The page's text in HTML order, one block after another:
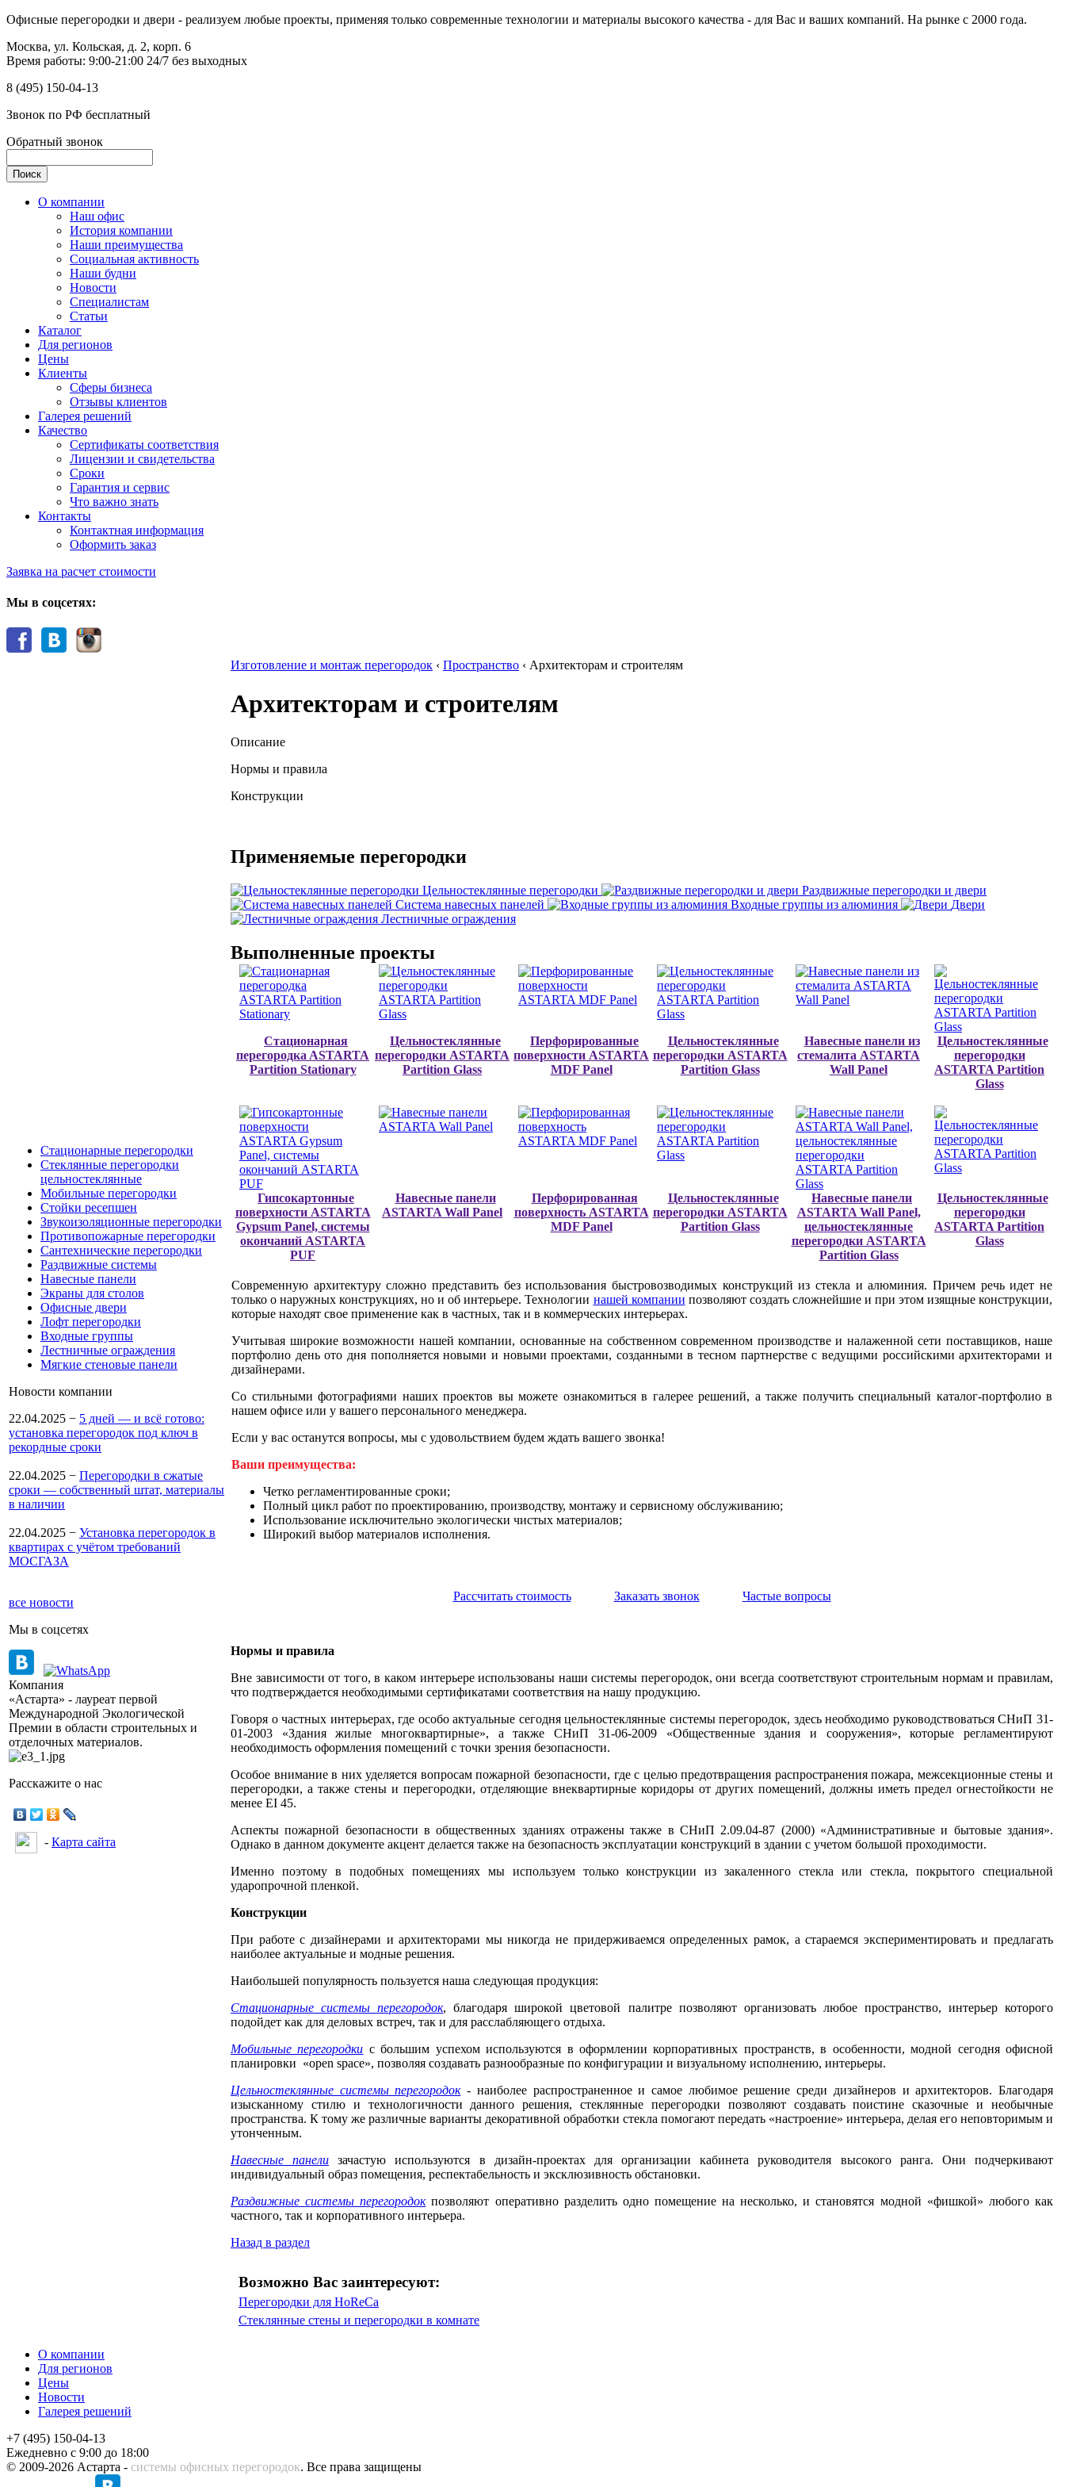
Офисные перегородки и двери - реализуем любые проекты, применяя только современные технологии и материалы высокого качества - для Вас и ваших компаний. На рынке с 2000 года.
Москва, ул. Кольская, д. 2, корп. 6
Время работы: 9:00-21:00 24/7 без выходных
8 (495) 150-04-13
Звонок по РФ бесплатный
Обратный звонок
О компании
Наш офис
История компании
Наши преимущества
Социальная активность
Наши будни
Новости
Специалистам
Статьи
Каталог
Для регионов
Цены
Клиенты
Сферы бизнеса
Отзывы клиентов
Галерея решений
Качество
Сертификаты соответствия
Лицензии и свидетельства
Сроки
Гарантия и сервис
Что важно знать
Контакты
Контактная информация
Оформить заказ
Заявка на расчет стоимости
Мы в соцсетях:
Стационарные перегородки
Стеклянные перегородки
цельностеклянные
Мобильные перегородки
Стойки ресепшен
Звукоизоляционные перегородки
Противопожарные перегородки
Сантехнические перегородки
Раздвижные системы
Навесные панели
Экраны для столов
Офисные двери
Лофт перегородки
Входные группы
Лестничные ограждения
Мягкие стеновые панели
Новости компании
22.04.2025 − 5 дней — и всё готово:
установка перегородок под ключ в
рекордные сроки
22.04.2025 − Перегородки в сжатые
сроки — собственный штат, материалы
в наличии
22.04.2025 − Установка перегородок в
квартирах с учётом требований
МОСГАЗА
все новости
Мы в соцсетях
Компания
«Астарта» - лауреат первой
Международной Экологической
Премии в области строительных и
отделочных материалов.
Расскажите о нас
- Карта сайта
Изготовление и монтаж перегородок ‹ Пространство ‹ Архитекторам и строителям
Архитекторам и строителям
Описание
Нормы и правила
Конструкции
Применяемые перегородки
Цельностеклянные перегородки
Раздвижные перегородки и двери
Система навесных панелей
Входные группы из алюминия
Двери
Лестничные ограждения
Выполненные проекты
Стационарная
перегородкa ASTARTA
Partition Stationary
Цельностеклянные
перегородки ASTARTA
Partition Glass
Перфорированные
поверхности ASTARTA
MDF Panel
Цельностеклянные
перегородки ASTARTA
Partition Glass
Навесные панели из
стемалита ASTARTA
Wall Panel
Цельностеклянные
перегородки
ASTARTA Partition
Glass
Гипсокартонные
поверхности ASTARTA
Gypsum Panel, системы
окончаний ASTARTA
PUF
Навесные панели
ASTARTA Wall Panel
Перфорированная
поверхность ASTARTA
MDF Panel
Цельностеклянные
перегородки ASTARTA
Partition Glass
Навесные панели
ASTARTA Wall Panel,
цельностеклянные
перегородки ASTARTA
Partition Glass
Цельностеклянные
перегородки
ASTARTA Partition
Glass
Современную архитектуру сложно представить без использования быстровозводимых конструкций из стекла и алюминия. Причем речь идет не
только о наружных конструкциях, но и об интерьере. Технологии нашей компании позволяют создать сложнейшие и при этом изящные конструкции,
которые находят свое применение как в частных, так и в коммерческих интерьерах.
Учитывая широкие возможности нашей компании, основанные на собственном современном производстве и налаженной сети поставщиков, наше
портфолио день ото дня пополняется новыми и новыми проектами, созданными в тесном партнерстве с ведущими российскими архитекторами и
дизайнерами.
Со стильными фотографиями наших проектов вы можете ознакомиться в галерее решений, а также получить специальный каталог-портфолио в
нашем офисе или у вашего персонального менеджера.
Если у вас останутся вопросы, мы с удовольствием будем ждать вашего звонка!
Ваши преимущества:
Четко регламентированные сроки;
Полный цикл работ по проектированию, производству, монтажу и сервисному обслуживанию;
Использование исключительно экологически чистых материалов;
Широкий выбор материалов исполнения.
Рассчитать стоимость Заказать звонок Частые вопросы
Нормы и правила
Вне зависимости от того, в каком интерьере использованы наши системы перегородок, они всегда соответствуют строительным нормам и правилам,
что подтверждается необходимыми сертификатами соответствия на нашу продукцию.
Говоря о частных интерьерах, где особо актуальные сегодня цельностеклянные системы перегородок, здесь необходимо руководствоваться СНиП 31-
01-2003 «Здания жилые многоквартирные», а также СНиП 31-06-2009 «Общественные здания и сооружения», которые регламентируют
необходимость оформления помещений с точки зрения безопасности.
Особое внимание в них уделяется вопросам пожарной безопасности, где с целью предотвращения распространения пожара, межсекционные стены и
перегородки, а также стены и перегородки, отделяющие внеквартирные коридоры от других помещений, должны иметь предел огнестойкости не
менее EI 45.
Аспекты пожарной безопасности в общественных зданиях отражены также в СНиП 2.09.04-87 (2000) «Административные и бытовые здания».
Однако в данном документе акцент делается также на безопасность эксплуатации конструкций в здании с учетом большой проходимости.
Именно поэтому в подобных помещениях мы используем только конструкции из закаленного стекла или стекла, покрытого специальной
ударопрочной пленкой.
Конструкции
При работе с дизайнерами и архитекторами мы никогда не придерживаемся определенных рамок, а стараемся экспериментировать и предлагать
наиболее актуальные и модные решения.
Наибольшей популярность пользуется наша следующая продукция:
Стационарные системы перегородок, благодаря широкой цветовой палитре позволяют организовать любое пространство, интерьер которого
подойдет как для деловых встреч, так и для расслабляющего отдыха.
Мобильные перегородки с большим успехом используются в оформлении корпоративных пространств, в особенности, модной сегодня офисной
планировки «open space», позволяя создавать разнообразные по конфигурации и визуальному исполнению, интерьеры.
Цельностеклянные системы перегородок- наиболее распространенное и самое любимое решение среди дизайнеров и архитекторов. Благодаря
изысканному стилю и технологичности данного решения, стеклянные перегородки позволяют создавать поистине сказочные и необычные
пространства. К тому же различные варианты декоративной обработки стекла помогают передать «настроение» интерьера, делая его неповторимым и
утонченным.
Навесные панели зачастую используются в дизайн-проектах для организации кабинета руководителя высокого ранга. Они подчеркивают
индивидуальный образ помещения, респектабельность и эксклюзивность обстановки.
Раздвижные системы перегородокпозволяют оперативно разделить одно помещение на несколько, и становятся модной «фишкой» любого как
частного, так и корпоративного интерьера.
Назад в раздел
Возможно Вас заинтересуют:
Перегородки для HoReCa
Стеклянные стены и перегородки в комнате
О компании
Для регионов
Цены
Новости
Галерея решений
+7 (495) 150-04-13
Ежедневно с 9:00 до 18:00
© 2009-2026 Астарта - системы офисных перегородок. Все права защищены